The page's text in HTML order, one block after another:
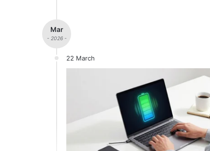
Mar
- 2026 -
22 March